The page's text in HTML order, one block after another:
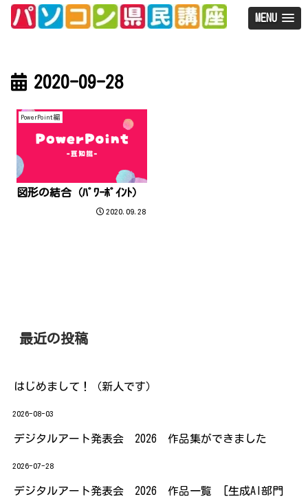
MENU
2020-09-28
PowerPoint編
図形の結合（ﾊﾟﾜｰﾎﾟｲﾝﾄ）
2020.09.28
最近の投稿
はじめまして！（新人です）
2026-08-03
デジタルアート発表会 2026 作品集ができました
2026-07-28
デジタルアート発表会 2026 作品一覧 [生成AI部門